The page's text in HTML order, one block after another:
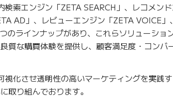
索エンジン「ZETA SEARCH」、レコメン
AD」、レビューエンジン「ZETA VOICE」
ラインナップがあり、これらソリューショ
質な購買体験を提供し、顧客満足度・コンバ
化させ透明性の高いマーケティングを実践
取り組んでおります。